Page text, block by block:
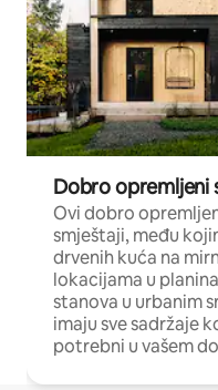
Dobro opremljeni
Ovi dobro
smještaji, među
drvenih kuća na
lokacijama u
stanova u urbanim
imaju sve sadržaje
potrebni u vašem